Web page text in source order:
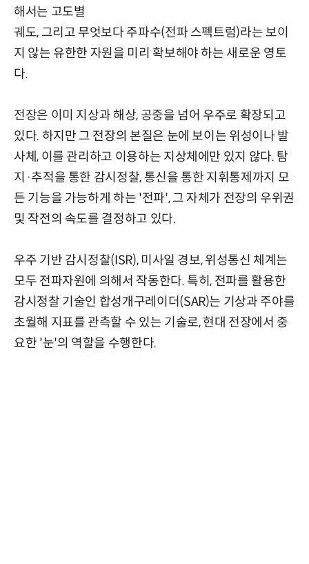
해서는 고도별
궤도, 그리고 무엇보다 주파수(전파 스펙트럼)라는 보이
지 않는 유한한 자원을 미리 확보해야 하는 새로운 영토
다.
전장은 이미 지상과 해상, 공중을 넘어 우주로 확장되고
있다. 하지만 그 전장의 본질은 눈에 보이는 위성이나 발
사체, 이를 관리하고 이용하는 지상체에만 있지 않다. 탐
지·추적을 통한 감시정찰, 통신을 통한 지휘통제까지 모
든 기능을 가능하게 하는 '전파', 그 자체가 전장의 우위권
및 작전의 속도를 결정하고 있다.
우주 기반 감시정찰(ISR), 미사일 경보, 위성통신 체계는
모두 전파자원에 의해서 작동한다. 특히, 전파를 활용한
감시정찰 기술인 합성개구레이더(SAR)는 기상과 주야를
초월해 지표를 관측할 수 있는 기술로, 현대 전장에서 중
요한 '눈'의 역할을 수행한다.